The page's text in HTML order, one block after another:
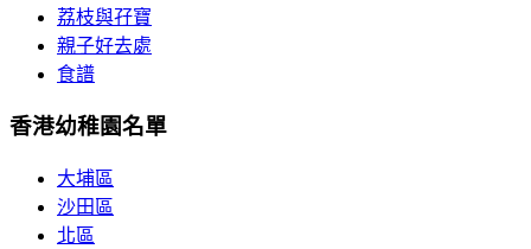
荔枝與孖寶
親子好去處
食譜
香港幼稚園名單
大埔區
沙田區
北區